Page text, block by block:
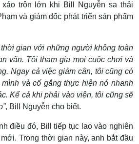
trộn lớn khi Bill Nguyễn sa thải
và giám đốc phát triển sản phẩm
thời gian với những người không toàn
vãn. Tôi tham gia mọi cuộc chơi và
Ngay cả việc giảm cân, tôi cũng có
và cố gắng thực hiện nó nhanh
Kể cả khi phải vào viện, tôi cũng sẽ
, Bill Nguyễn cho biết.
điều đó, Bill tiếp tục lao vào nghiên
Trong thời gian này, anh bắt đầu